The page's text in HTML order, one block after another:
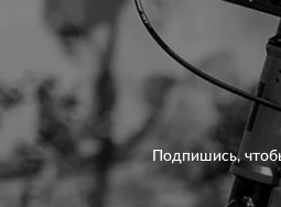
Подпишись,